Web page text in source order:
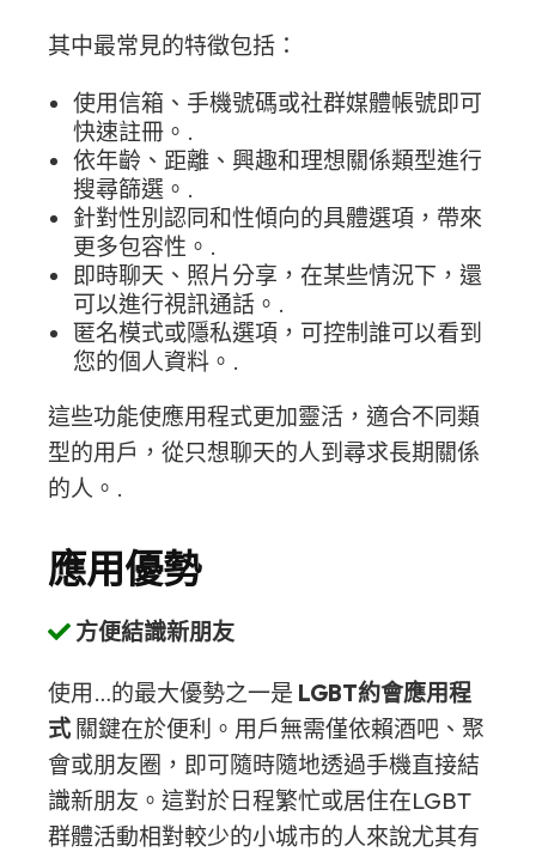
其中最常見的特徵包括：
使用信箱、手機號碼或社群媒體帳號即可
快速註冊。.
依年齡、距離、興趣和理想關係類型進行
搜尋篩選。.
針對性別認同和性傾向的具體選項，帶來
更多包容性。.
即時聊天、照片分享，在某些情況下，還
可以進行視訊通話。.
匿名模式或隱私選項，可控制誰可以看到
您的個人資料。.
這些功能使應用程式更加靈活，適合不同類
型的用戶，從只想聊天的人到尋求長期關係
的人。.
應用優勢
方便結識新朋友
使用…的最大優勢之一是 LGBT約會應用程
式 關鍵在於便利。用戶無需僅依賴酒吧、聚
會或朋友圈，即可隨時隨地透過手機直接結
識新朋友。這對於日程繁忙或居住在LGBT
群體活動相對較少的小城市的人來說尤其有